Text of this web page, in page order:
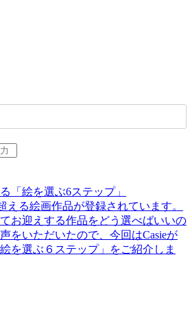
「絵を選ぶ6ステップ」
える絵画作品が登録されています。
お迎えする作品をどう選べばいいの
をいただいたので、今回はCasieが
を選ぶ６ステップ」をご紹介しま